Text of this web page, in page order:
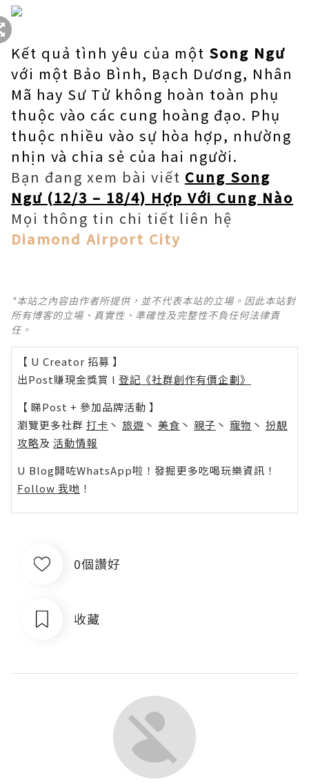
Kết quả tình yêu của một Song Ngư
với một Bảo Bình, Bạch Dương, Nhân
Mã hay Sư Tử không hoàn toàn phụ
thuộc vào các cung hoàng đạo. Phụ
thuộc nhiều vào sự hòa hợp, nhường
nhịn và chia sẻ của hai người.
Bạn đang xem bài viết Cung Song
Ngư (12/3 – 18/4) Hợp Với Cung Nào
Mọi thông tin chi tiết liên hệ
Diamond Airport City
*本站之內容由作者所提供，並不代表本站的立場。因此本站對
所有博客的立場、真實性、準確性及完整性不負任何法律責
任。
【 U Creator 招募 】
出Post賺現金獎賞 l 登記《社群創作有價企劃》
【 睇Post + 參加品牌活動 】
瀏覽更多社群 打卡 丶 旅遊 丶 美食 丶 親子 丶 寵物 丶 扮靚
攻略及 活動情報
U Blog開咗WhatsApp啦！發掘更多吃喝玩樂資訊！
Follow 我哋 ！
0個讚好
收藏